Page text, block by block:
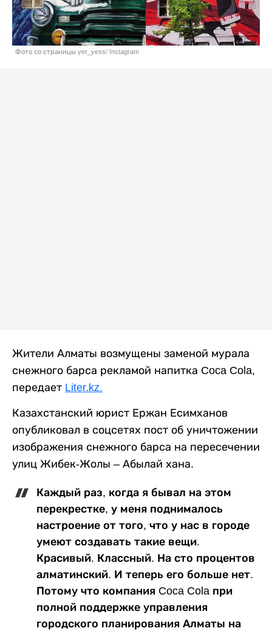
Фото со страницы yer_yess/ Instagram
Жители Алматы возмущены заменой мурала
снежного барса рекламой напитка Coca Cola,
передает Liter.kz.
Казахстанский юрист Ержан Есимханов
опубликовал в соцсетях пост об уничтожении
изображения снежного барса на пересечении
улиц Жибек-Жолы – Абылай хана.
Каждый раз, когда я бывал на этом
перекрестке, у меня поднималось
настроение от того, что у нас в городе
умеют создавать такие вещи.
Красивый. Классный. На сто процентов
алматинский. И теперь его больше нет.
Потому что компания Coca Cola при
полной поддержке управления
городского планирования Алматы на